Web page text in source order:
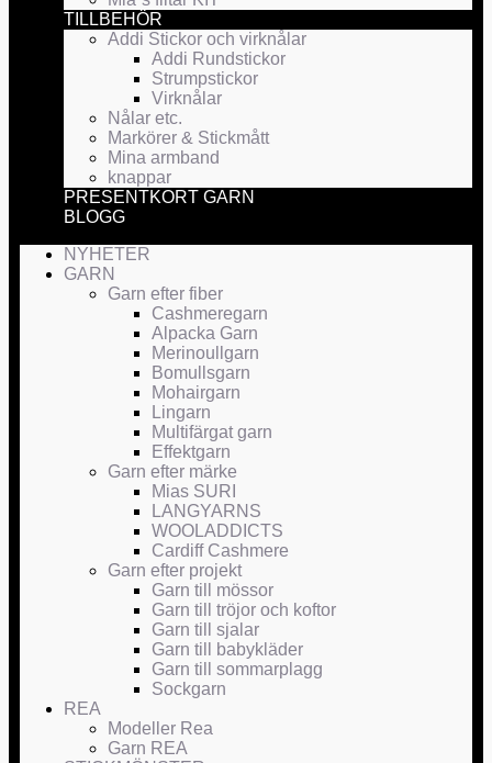
TILLBEHÖR
Addi Stickor och virknålar
Addi Rundstickor
Strumpstickor
Virknålar
Nålar etc.
Markörer & Stickmått
Mina armband
knappar
PRESENTKORT GARN
BLOGG
NYHETER
GARN
Garn efter fiber
Cashmeregarn
Alpacka Garn
Merinoullgarn
Bomullsgarn
Mohairgarn
Lingarn
Multifärgat garn
Effektgarn
Garn efter märke
Mias SURI
LANGYARNS
WOOLADDICTS
Cardiff Cashmere
Garn efter projekt
Garn till mössor
Garn till tröjor och koftor
Garn till sjalar
Garn till babykläder
Garn till sommarplagg
Sockgarn
REA
Modeller Rea
Garn REA